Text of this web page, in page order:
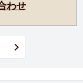
わせ